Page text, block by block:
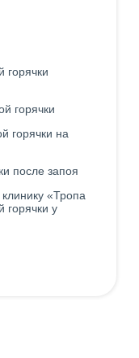
горячки
горячки
горячки на
после запоя
«Тропа
горячки у